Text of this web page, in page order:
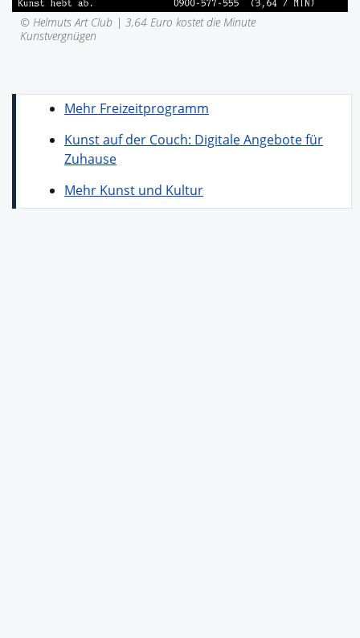
© Helmuts Art Club | 3,64 Euro kostet die Minute
Kunstvergnügen
Mehr Freizeitprogramm
Kunst auf der Couch: Digitale Angebote für
Zuhause
Mehr Kunst und Kultur